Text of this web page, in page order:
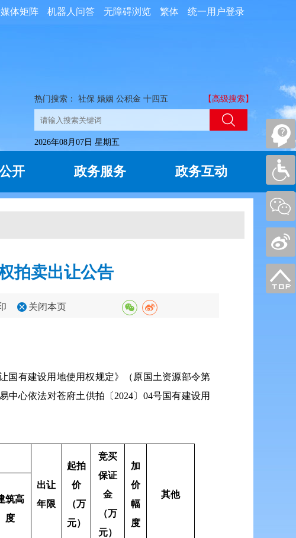
统一用户登录
繁体
无障碍浏览
机器人问答
体矩阵
热门搜索： 社保 婚姻 公积金 十四五 【高级搜索】
2026年08月07日 星期五
开 政务服务 政务互动
拍卖出让公告
关闭本页
国有建设用地使用权规定》（原国土资源部令第
心依法对苍府土供拍〔2024〕04号国有建设用
出让
年限
起拍
价
（万
元）
竞买
保证
金
（万
元）
加
价
幅
度
其他
筑高
度